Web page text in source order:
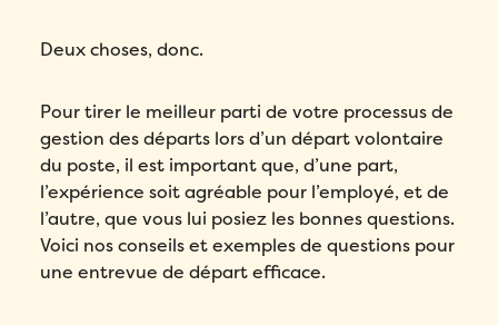
Deux choses, donc.
Pour tirer le meilleur parti de votre processus de
gestion des départs lors d’un départ volontaire
du poste, il est important que, d’une part,
l’expérience soit agréable pour l’employé, et de
l’autre, que vous lui posiez les bonnes questions.
Voici nos conseils et exemples de questions pour
une entrevue de départ efficace.